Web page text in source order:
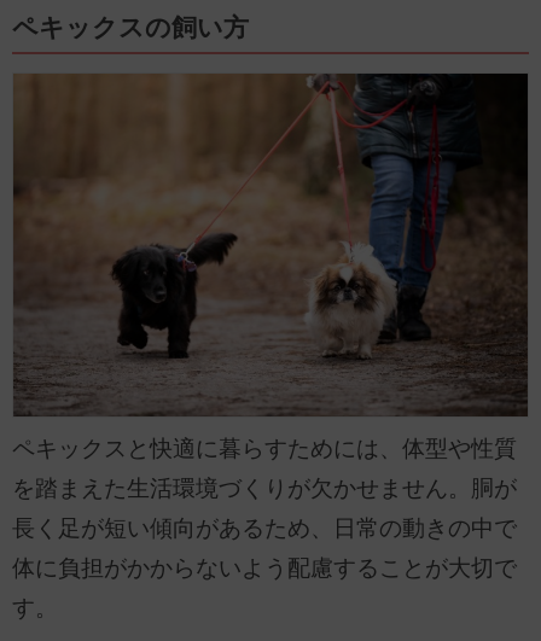
ペキックスの飼い方
ペキックスと快適に暮らすためには、体型や性質
を踏まえた生活環境づくりが欠かせません。胴が
長く足が短い傾向があるため、日常の動きの中で
体に負担がかからないよう配慮することが大切で
す。